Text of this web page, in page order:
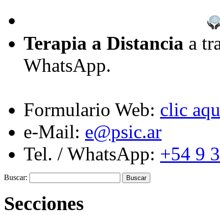
Terapia a Distancia a
WhatsApp.
Formulario Web: clic
e-Mail: e@psic.ar
Tel. / WhatsApp: +54 9
Buscar:
Secciones